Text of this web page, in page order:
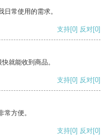
常使用的需求。
支持[0] 反对[0]
就能收到商品。
支持[0] 反对[0]
方便。
支持[0] 反对[0]